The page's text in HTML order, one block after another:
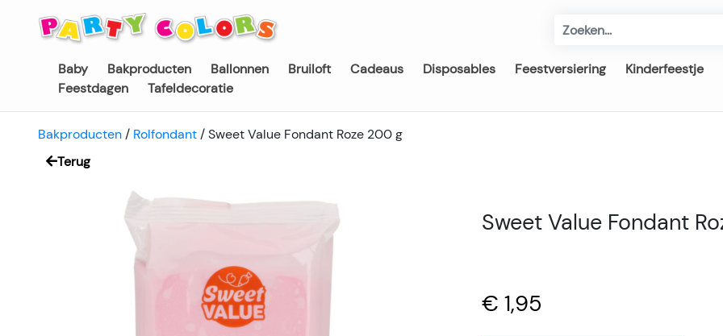
Baby Bakproducten Ballonnen Bruiloft Cadeaus Disposables Feestversiering Kinderfeestje
Feestdagen
Tafeldecoratie
Bakproducten / Rolfondant /Sweet Value Fondant Roze 200 g
Terug
Sweet Value Fondant
€ 1,95